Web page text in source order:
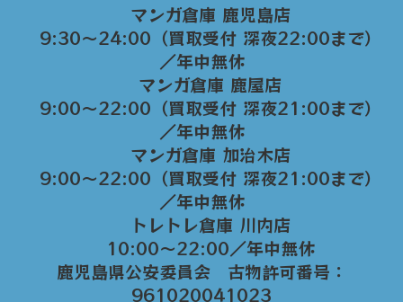
マンガ倉庫 鹿児島店
9:30～24:00（買取受付 深夜22:00まで）
／年中無休
マンガ倉庫 鹿屋店
9:00～22:00（買取受付 深夜21:00まで）
／年中無休
マンガ倉庫 加治木店
9:00〜22:00（買取受付 深夜21:00まで）
／年中無休
トレトレ倉庫 川内店
10:00〜22:00／年中無休
鹿児島県公安委員会 古物許可番号：
961020041023